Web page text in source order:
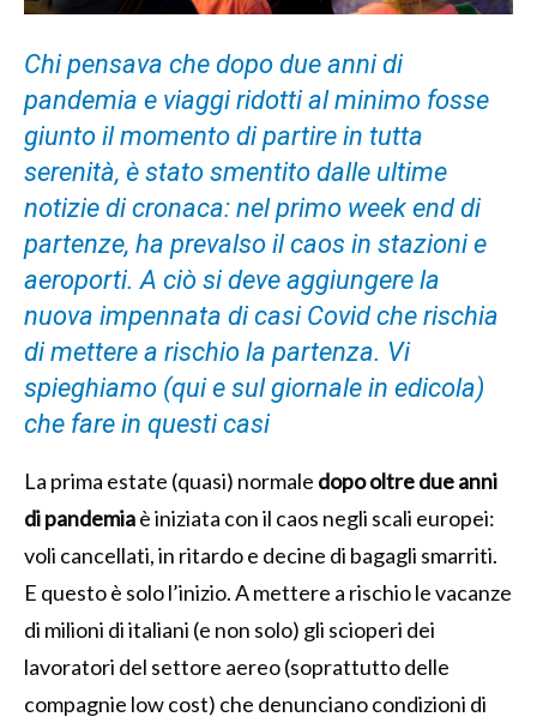
Chi pensava che dopo due anni di
pandemia e viaggi ridotti al minimo fosse
giunto il momento di partire in tutta
serenità, è stato smentito dalle ultime
notizie di cronaca: nel primo week end di
partenze, ha prevalso il caos in stazioni e
aeroporti. A ciò si deve aggiungere la
nuova impennata di casi Covid che rischia
di mettere a rischio la partenza. Vi
spieghiamo (qui e sul giornale in edicola)
che fare in questi casi
La prima estate (quasi) normale dopo oltre due anni
di pandemiaè iniziata con il caos negli scali europei:
voli cancellati, in ritardo e decine di bagagli smarriti.
E questo è solo l’inizio. A mettere a rischio le vacanze
di milioni di italiani (e non solo) gli scioperi dei
lavoratori del settore aereo (soprattutto delle
compagnie low cost) che denunciano condizioni di